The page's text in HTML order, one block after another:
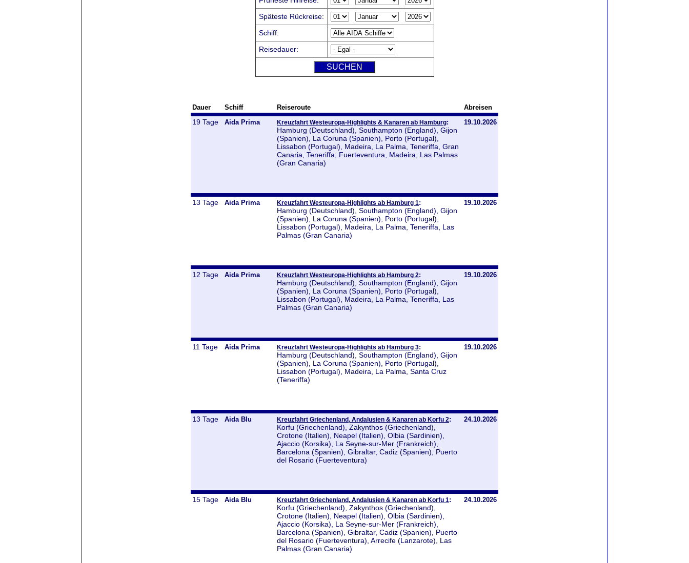
Späteste Rückreise:
Schiff:
Reisedauer:
Dauer Schiff Reiseroute Abreisen
19 Tage Aida Prima Kreuzfahrt Westeuropa-Highlights & Kanaren ab Hamburg:
Hamburg (Deutschland), Southampton (England), Gijon
(Spanien), La Coruna (Spanien), Porto (Portugal),
Lissabon (Portugal), Madeira, La Palma, Teneriffa, Gran
Canaria, Teneriffa, Fuerteventura, Madeira, Las Palmas
(Gran Canaria)
19.10.2026
13 Tage Aida Prima Kreuzfahrt Westeuropa-Highlights ab Hamburg 1:
Hamburg (Deutschland), Southampton (England), Gijon
(Spanien), La Coruna (Spanien), Porto (Portugal),
Lissabon (Portugal), Madeira, La Palma, Teneriffa, Las
Palmas (Gran Canaria)
19.10.2026
12 Tage Aida Prima Kreuzfahrt Westeuropa-Highlights ab Hamburg 2:
Hamburg (Deutschland), Southampton (England), Gijon
(Spanien), La Coruna (Spanien), Porto (Portugal),
Lissabon (Portugal), Madeira, La Palma, Teneriffa, Las
Palmas (Gran Canaria)
19.10.2026
11 Tage Aida Prima Kreuzfahrt Westeuropa-Highlights ab Hamburg 3:
Hamburg (Deutschland), Southampton (England), Gijon
(Spanien), La Coruna (Spanien), Porto (Portugal),
Lissabon (Portugal), Madeira, La Palma, Santa Cruz
(Teneriffa)
19.10.2026
13 Tage Aida Blu Kreuzfahrt Griechenland, Andalusien & Kanaren ab Korfu 2:
Korfu (Griechenland), Zakynthos (Griechenland),
Crotone (Italien), Neapel (Italien), Olbia (Sardinien),
Ajaccio (Korsika), La Seyne-sur-Mer (Frankreich),
Barcelona (Spanien), Gibraltar, Cadiz (Spanien), Puerto
del Rosario (Fuerteventura)
24.10.2026
15 Tage Aida Blu Kreuzfahrt Griechenland, Andalusien & Kanaren ab Korfu 1:
Korfu (Griechenland), Zakynthos (Griechenland),
Crotone (Italien), Neapel (Italien), Olbia (Sardinien),
Ajaccio (Korsika), La Seyne-sur-Mer (Frankreich),
Barcelona (Spanien), Gibraltar, Cadiz (Spanien), Puerto
del Rosario (Fuerteventura), Arrecife (Lanzarote), Las
Palmas (Gran Canaria)
24.10.2026